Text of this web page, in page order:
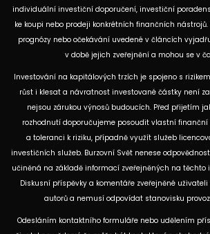
individuální investiční doporučení, investiční
ke koupi nebo prodeji konkrétních finančních nástrojů.
prognózy nebo očekávání uvedené v článcích
v době jejich zveřejnění a mohou se v
Investování na kapitálových trzích je spojeno s
růst i klesat a návratnost investované částky není
nejsou zárukou výnosů budoucích. Před přijetím
rozhodnutí doporučujeme posoudit vlastní
a toleranci k riziku, případně využít služeb
investičních služeb. Burzovní Svět nenese
učiněná na základě informací zveřejněných na těchto
Diskusní příspěvky a komentáře zveřejněné
autorů a nemusí odpovídat stanovisku
Odesláním kontaktního formuláře nebo udělením